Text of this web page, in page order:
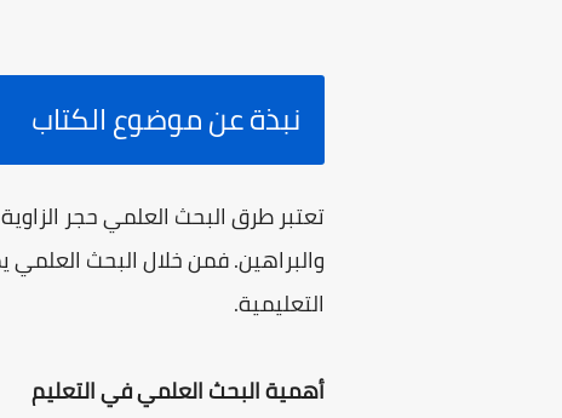
نبذة عن موضوع الكتاب
تعتبر طرق البحث العلمي حجر
والبراهين. فمن خلال البحث
التعليمية.
أهمية البحث العلمي في التعليم